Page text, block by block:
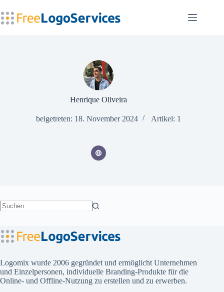
Inhalt
springen
Henrique Oliveira
beigetreten: 18. November 2024 Artikel: 1
Logomix wurde 2006 gegründet und ermöglicht Unternehmen
und Einzelpersonen, individuelle Branding-Produkte für die
Online- und Offline-Nutzung zu erstellen und zu erwerben.